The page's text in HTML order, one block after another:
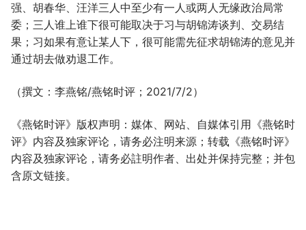
强、胡春华、汪洋三人中至少有一人或两人无缘政治局常
委；三人谁上谁下很可能取决于习与胡锦涛谈判、交易结
果；习如果有意让某人下，很可能需先征求胡锦涛的意见并
通过胡去做劝退工作。
（撰文：李燕铭/燕铭时评；2021/7/2）
《燕铭时评》版权声明：媒体、网站、自媒体引用《燕铭时
评》内容及独家评论，请务必注明来源；转载《燕铭时评》
内容及独家评论，请务必註明作者、出处并保持完整；并包
含原文链接。